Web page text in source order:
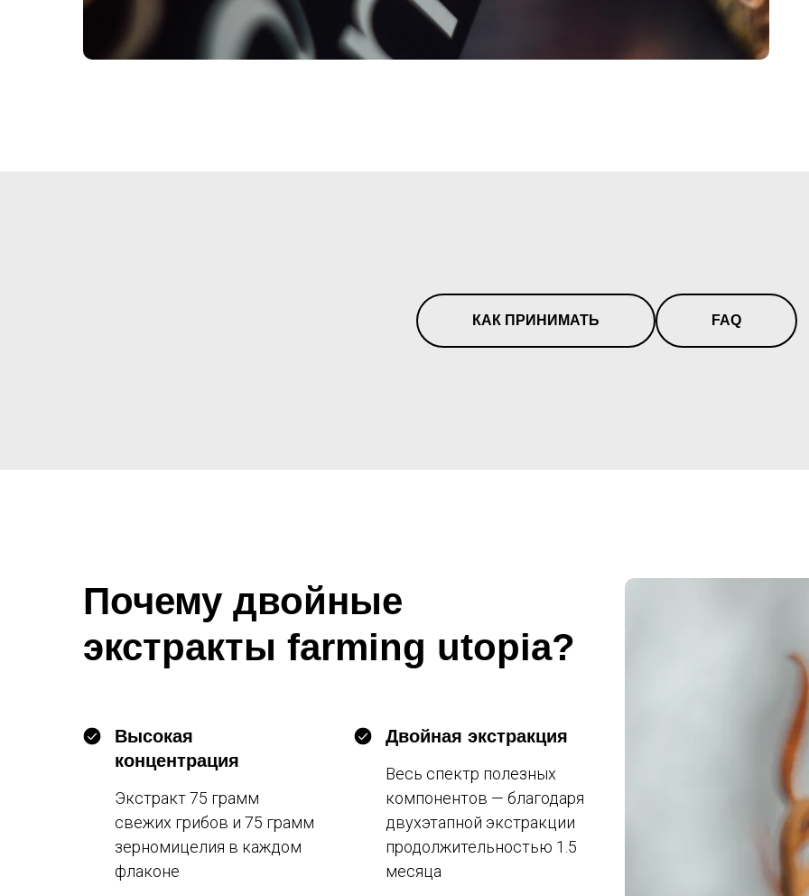
КАК ПРИНИМАТЬ FAQ
Почему двойные
экстракты farming utopia?
Высокая
концентрация
Экстракт 75 грамм
свежих грибов и 75 грамм
зерномицелия в каждом
флаконе
Двойная экстракция
Весь спектр полезных
компонентов — благодаря
двухэтапной экстракции
продолжительностью 1.5
месяца